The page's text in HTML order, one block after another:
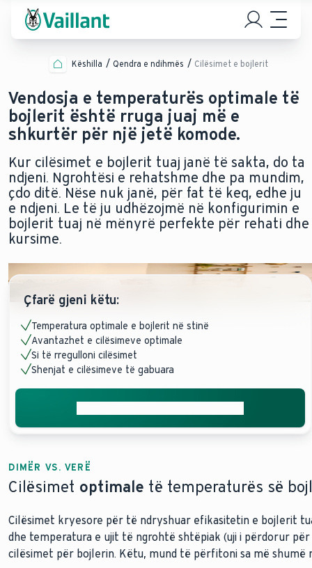
Këshilla Qendra e ndihmës Cilësimet e bojlerit
Vendosja e temperaturës optimale të
bojlerit është rruga juaj më e
shkurtër për një jetë komode.
Kur cilësimet e bojlerit tuaj janë të sakta, do ta
ndjeni. Ngrohtësi e rehatshme dhe pa mundim,
çdo ditë. Nëse nuk janë, për fat të keq, edhe ju
e ndjeni. Le të ju udhëzojmë në konfigurimin e
bojlerit tuaj në mënyrë perfekte për rehati dhe
kursime.
Çfarë gjeni këtu:
Temperatura optimale e bojlerit në stinë
Avantazhet e cilësimeve optimale
Si të rregulloni cilësimet
Shenjat e cilësimeve të gabuara
DIMËR VS. VERË
Cilësimet optimale të temperaturës së
Cilësimet kryesore për të ndryshuar efikasitetin e bojlerit
dhe temperatura e ujit të ngrohtë shtëpiak (uji i përdorur
cilësimet për bojlerin. Këtu, mund të përfitoni sa më shumë